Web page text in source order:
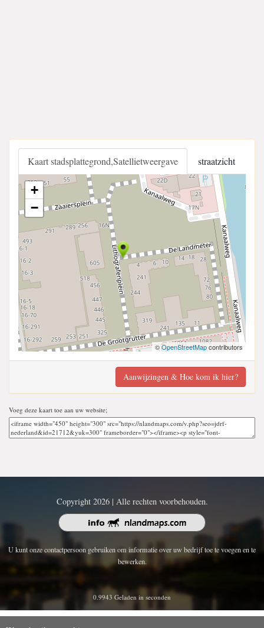
Kaart stadsplattegrond,Satellietweergave straatzicht
+
−
©OpenStreetMapcontributors
Aanwijzingen & Hoe kom ik hier?
Voeg deze kaart toe aan uw website;
Copyright 2026 | Alle rechten voorbehouden.
U kunt onze contactpersoon gebruiken om informatie over uw bedrijf toe te voegen en te
bewerken.
0.9943 Geladen in seconden